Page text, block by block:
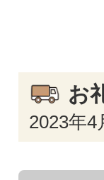
お
2023年4